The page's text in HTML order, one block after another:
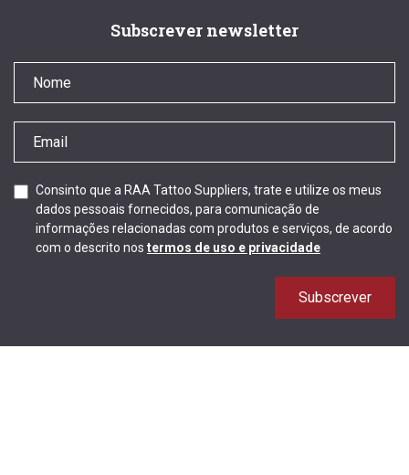
Subscrever newsletter
Consinto que a RAA Tattoo Suppliers, trate e utilize os meus
dados pessoais fornecidos, para comunicação de
informações relacionadas com produtos e serviços, de acordo
com o descrito nos termos de uso e privacidade
Subscrever